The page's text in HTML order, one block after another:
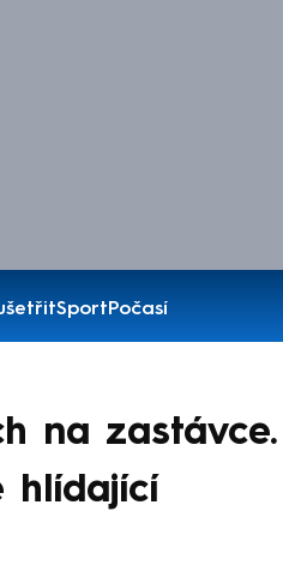
SportPočasí
na zastávce.
hlídající